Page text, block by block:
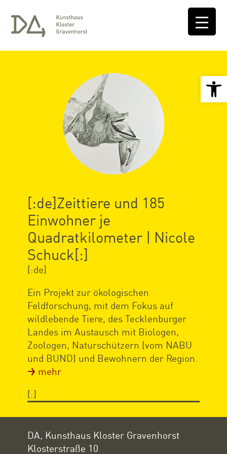
[:de]Zeittiere und 185
Einwohner je
Quadratkilometer | Nicole
Schuck[:]
[:de]
Ein Projekt zur ökologischen
Feldforschung, mit dem Fokus auf
wildlebende Tiere, des Tecklenburger
Landes im Austausch mit Biologen,
Zoologen, Naturschützern (vom NABU
und BUND) und Bewohnern der Region.
mehr
[:]
DA, Kunsthaus Kloster Gravenhorst
Klosterstraße 10